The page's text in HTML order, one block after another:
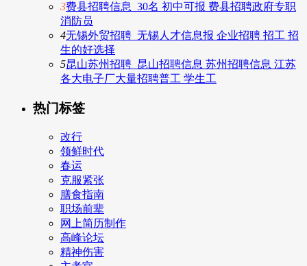
3费县招聘信息_30名 初中可报 费县招聘政府专职
消防员
4无锡外贸招聘_无锡人才信息报 企业招聘 招工 招
生的好选择
5昆山苏州招聘_昆山招聘信息 苏州招聘信息 江苏
各大电子厂大量招聘普工 学生工
热门标签
改行
领鲜时代
春运
克服紧张
膳食指南
职场前辈
网上简历制作
高峰论坛
精神伤害